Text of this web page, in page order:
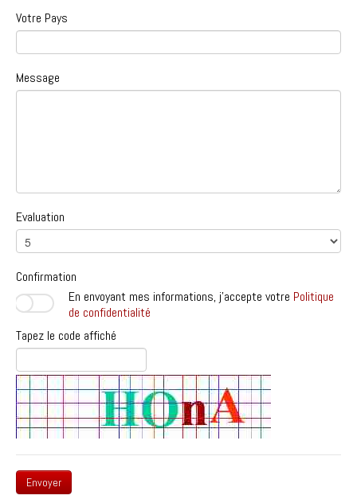
Votre Pays
Message
Evaluation
Confirmation
En envoyant mes informations, j'accepte votre Politique
de confidentialité
Tapez le code affiché
Envoyer